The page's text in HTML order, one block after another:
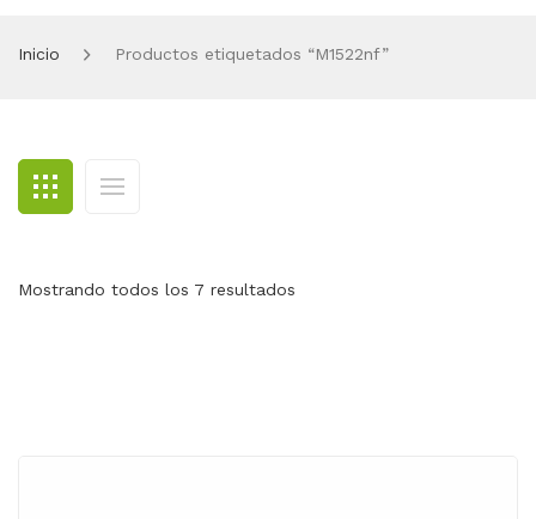
BLOG
CONTACTO
Inicio Productos etiquetados “M1522nf”
Mostrando todos los 7 resultados